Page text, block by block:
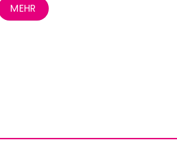
MEHR